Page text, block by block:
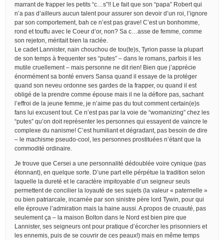
marrant de frapper les petits “c…s”!! Le fait que son “papa” Robert qui
n’a pas d’ailleurs aucun talent pour assurer son devoir d’un roi, l’ignore
par son comportement, bah ce n’est pas grave! C’est un bonhomme,
rond et touffu avec le Coeur d’or, non? Sa c…asse de femme, comme
son rejeton, méritait bien la raclée.
Le cadet Lannister, nain chouchou de tou(te)s, Tyrion passe la plupart
de son temps à frequenter ses “putes” – dans le romans, parfois il les
mutile cruellement – mais personne ne dit rien! Bien que j’apprécie
énormément sa bonté envers Sansa quand il essaye de la protéger
quand son neveu ordonne ses gardes de la frapper, ou quand il est
obligé de la prendre comme épouse mais il ne la déflore pas, sachant
l’effroi de la jeune femme, je n’aime pas du tout comment certain(e)s
fans lui excusent tout. Ce n’est pas par la voie de “womanizing” chez les
“putes” qu’on doit représenter les personnes qui essayent de vaincre le
complexe du nanisme! C’est humiliant et dégradant, pas besoin de dire
– le machisme pseudo-cool, les personnes prostituées n’étant que la
commodité ordinaire.
Je trouve que Cersei a une personnalité dédoublée voire cynique (pas
étonnant), en quelque sorte. D’une part elle pérpétue la tradition selon
laquelle la dureté et le caractère impitoyable d’un seigneur seuls
permettent de concilier la loyauté de ses sujets (la valeur « paternelle »
ou bien patriarcale, incarnée par son sinistre père lord Tywin, pour qui
elle éprouve l’admiration mais la haine aussi. A propos de cruauté, pas
seulement ça – la maison Bolton dans le Nord est bien pire que
Lannister, ses seigneurs ont pour pratique d’écorcher les prisonniers et
les ennemis, puis de se couvrir de ces peaux!) mais en même temps